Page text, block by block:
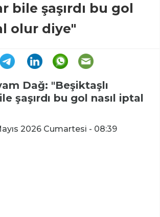
bile şaşırdı bu gol
olur diye"
Dağ: "Beşiktaşlı
şaşırdı bu gol nasıl iptal
2026 Cumartesi - 08:39